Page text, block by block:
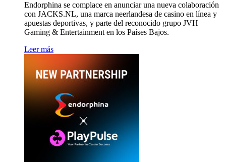
Endorphina se complace en anunciar una nueva colaboración
con JACKS.NL, una marca neerlandesa de casino en línea y
apuestas deportivas, y parte del reconocido grupo JVH
Gaming & Entertainment en los Países Bajos.
Leer más